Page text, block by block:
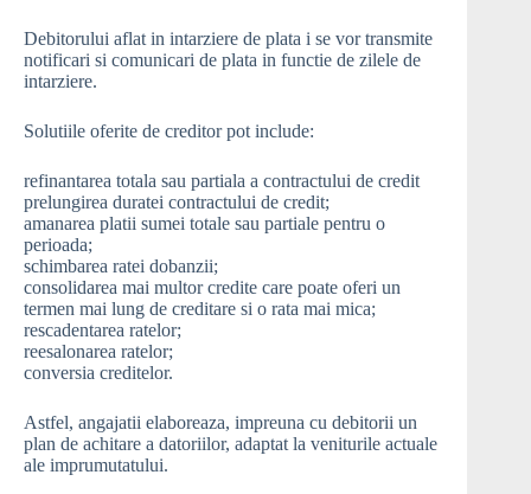
Debitorului aflat in intarziere de plata i se vor transmite
notificari si comunicari de plata in functie de zilele de
intarziere.
Solutiile oferite de creditor pot include:
refinantarea totala sau partiala a contractului de credit
prelungirea duratei contractului de credit;
amanarea platii sumei totale sau partiale pentru o
perioada;
schimbarea ratei dobanzii;
consolidarea mai multor credite care poate oferi un
termen mai lung de creditare si o rata mai mica;
rescadentarea ratelor;
reesalonarea ratelor;
conversia creditelor.
Astfel, angajatii elaboreaza, impreuna cu debitorii un
plan de achitare a datoriilor, adaptat la veniturile actuale
ale imprumutatului.